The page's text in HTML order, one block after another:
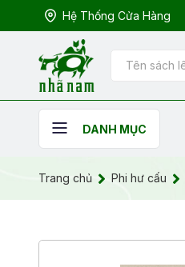
Hệ Thống Cửa Hàng
DANH MỤC
Trang chủ Phi hư cấu